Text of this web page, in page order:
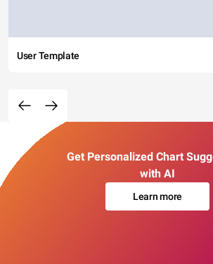
User Template
Get Personalized Chart
with AI
Learn more